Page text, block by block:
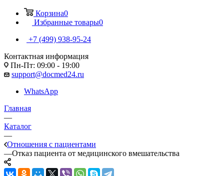
Корзина0
Избранные товары0
+7 (499) 938-95-24
Контактная информация
Пн-Пт: 09:00 - 19:00
support@docmed24.ru
WhatsApp
Главная
—
Каталог
—
Отношения с пациентами
—Отказ пациента от медицинского вмешательства